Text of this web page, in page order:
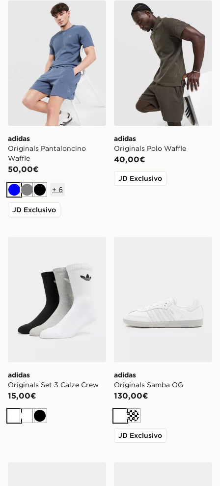
adidas Originals Pantaloncino Waffle
adidas
Originals Pantaloncino
Waffle
50,00€
BluGrigioNero
+ 6
JD Exclusivo
adidas Originals Polo
adidas
Originals Polo Waffle
40,00€
JD Exclusivo
adidas
Originals Set 3 Calze Crew
15,00€
Bianco
Bianco
Nero
adidas
Originals Samba OG
130,00€
BiancoCrema
JD Exclusivo